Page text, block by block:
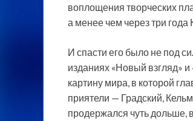
воплощения творческих
а менее чем через три года
И спасти его было не под
изданиях «Новый взгляд»
картину мира, в которой
приятели — Градский,
продержался чуть дольше,